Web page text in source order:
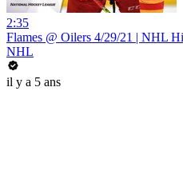
2:35
Flames @ Oilers 4/29/21 | NHL
NHL
il y a 5 ans